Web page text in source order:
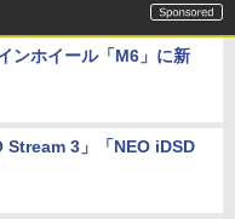
ンホイール「M6」に新
3」「NEO iDSD